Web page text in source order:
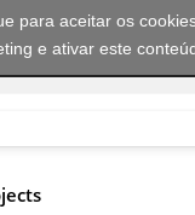
para aceitar os
e ativar este